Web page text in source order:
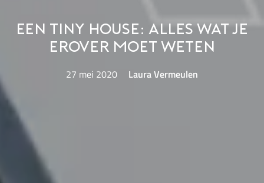
Een tiny house: alles wat je
erover moet weten
27 mei 2020 Laura Vermeulen